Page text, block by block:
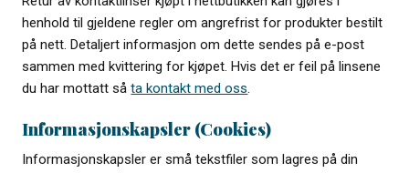
henhold til gjeldene regler om angrefrist for produkter bestilt
på nett. Detaljert informasjon om dette sendes på e-post
sammen med kvittering for kjøpet. Hvis det er feil på linsene
du har mottatt såta kontakt med oss.
Informasjonskapsler (Cookies)
Informasjonskapsler er små tekstfiler som lagres på din